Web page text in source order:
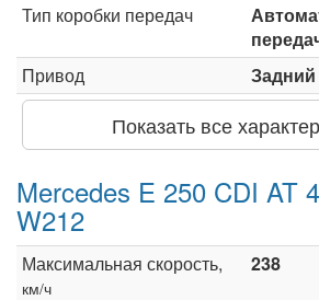
Тип коробки передач
Привод
Задний
Показать все
Mercedes E 250 CDI AT
W212
Максимальная скорость,
км/ч
238